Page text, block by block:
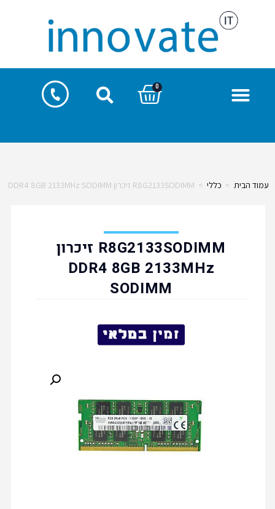
0
עמוד הבית > כללי > R8G2133SODIMM זיכרון DDR4 8GB 2133MHz SODIMM
R8G2133SODIMM זיכרון
DDR4 8GB 2133MHz
SODIMM